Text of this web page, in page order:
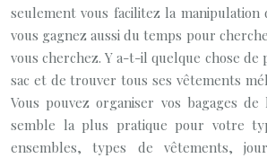
seulement vous facilitez la manipulation
vous gagnez aussi du temps pour
vous cherchez. Y a-t-il quelque chose de
sac et de trouver tous ses vêtements
Vous pouvez organiser vos bagages
semble la plus pratique pour votre
ensembles, types de vêtements,